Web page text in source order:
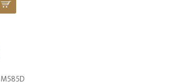
M585D